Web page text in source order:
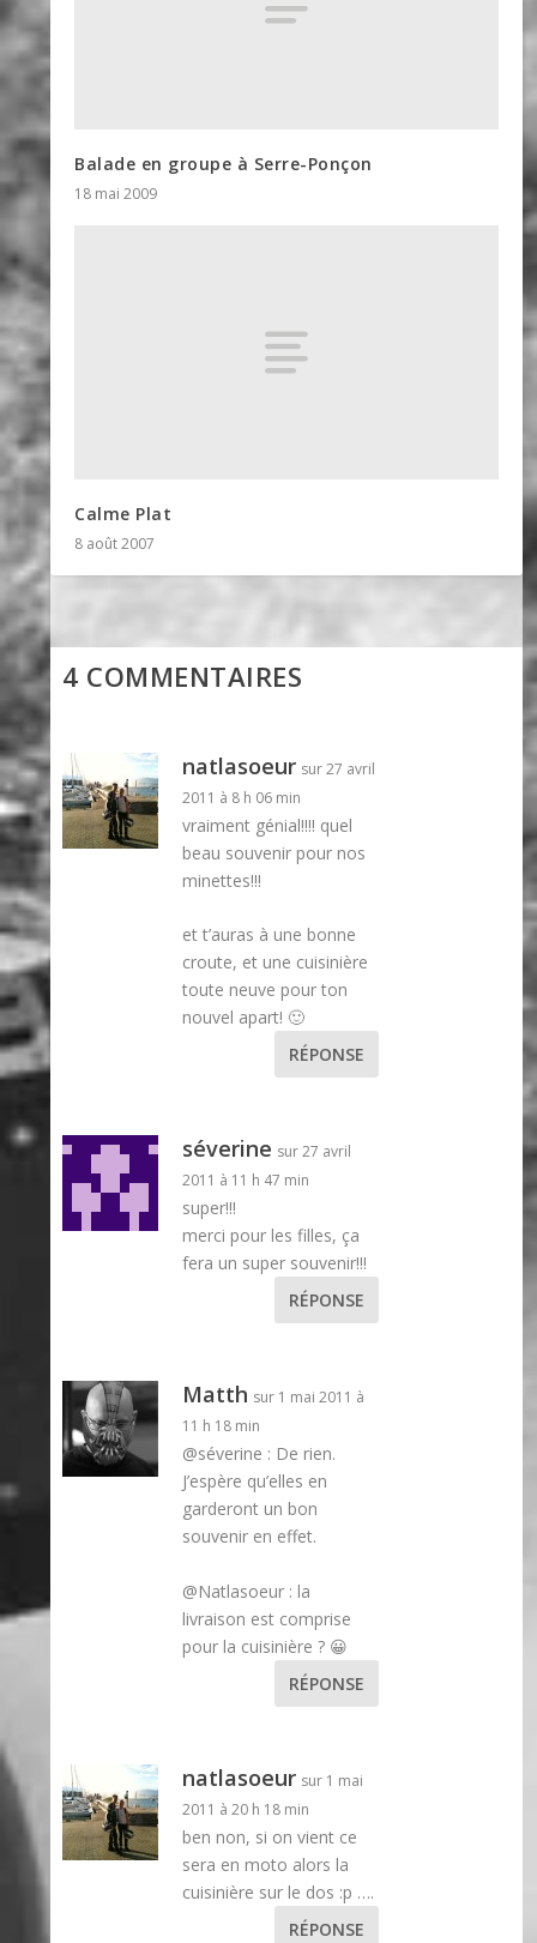
Balade en groupe à Serre-Ponçon
18 mai 2009
Calme Plat
8 août 2007
4 COMMENTAIRES
natlasoeur sur 27 avril
2011 à 8 h 06 min
vraiment génial!!!! quel
beau souvenir pour nos
minettes!!!
et t’auras à une bonne
croute, et une cuisinière
toute neuve pour ton
nouvel apart! 🙂
RÉPONSE
séverine sur 27 avril
2011 à 11 h 47 min
super!!!
merci pour les filles, ça
fera un super souvenir!!!
RÉPONSE
Matth sur 1 mai 2011 à
11 h 18 min
@séverine : De rien.
J’espère qu’elles en
garderont un bon
souvenir en effet.
@Natlasoeur : la
livraison est comprise
pour la cuisinière ? 😀
RÉPONSE
natlasoeur sur 1 mai
2011 à 20 h 18 min
ben non, si on vient ce
sera en moto alors la
cuisinière sur le dos :p ….
RÉPONSE